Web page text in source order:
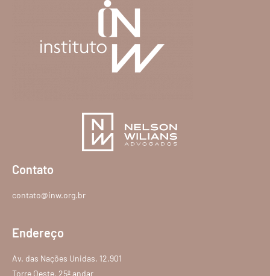
Contato
contato@inw.org.br
Endereço
Av. das Nações Unidas, 12.901
Torre Oeste, 25º andar